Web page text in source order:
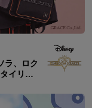
ラ、ロク
イリン